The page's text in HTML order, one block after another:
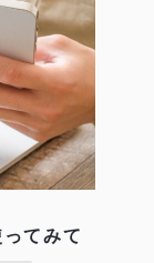
てみて